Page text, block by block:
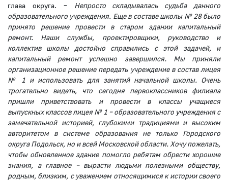
глава округа. – Непросто складывалась судьба данного
образовательного учреждения. Еще в составе школы № 28 было
принято решение провести в старом здании капитальный
ремонт. Наши службы, проектировщики, руководство и
коллектив школы достойно справились с этой задачей, и
капитальный ремонт успешно завершился. Мы приняли
организационное решение передать учреждение в состав лицея
№ 1 и использовать для занятий начальной школы. Очень
трогательно видеть, что сегодня первоклассников филиала
пришли приветствовать и провести в классы учащиеся
выпускных классов лицея № 1 – образовательного учреждения с
замечательной историей, глубокими традициями и высоким
авторитетом в системе образования не только Городского
округа Подольск, но и всей Московской области. Хочу пожелать,
чтобы обновленное здание помогло ребятам обрести хорошие
знания, а главное – вырасти людьми полезными обществу,
родным, близким, с уважением относящимися к истории своего